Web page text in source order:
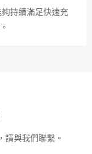
持續滿足快速充
與我們聯繫。